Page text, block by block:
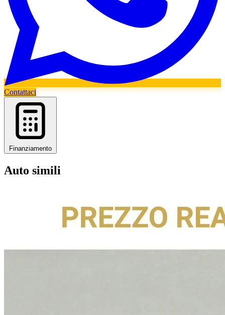
Contattaci
Finanziamento
Auto simili